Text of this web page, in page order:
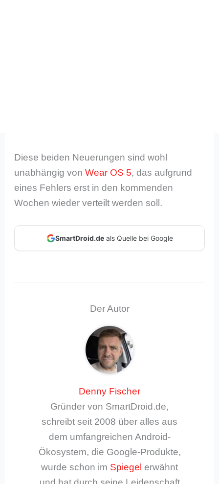
Diese beiden Neuerungen sind wohl
unabhängig vonWear OS 5, das aufgrund
eines Fehlers erst in den kommenden
Wochen wieder verteilt werden soll.
SmartDroid.deals Quelle bei Google
Der Autor
Denny Fischer
Gründer von SmartDroid.de,
schreibt seit 2008 über alles aus
dem umfangreichen Android-
Ökosystem, die Google-Produkte,
wurde schon im Spiegel erwähnt